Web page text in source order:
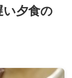
夕食の